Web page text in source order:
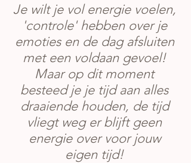
Je wilt je vol energie voelen,
'controle' hebben over je
emoties en de dag afsluiten
met een voldaan gevoel!
Maar op dit moment
besteed je je tijd aan alles
draaiende houden, de tijd
vliegt weg er blijft geen
energie over voor jouw
eigen tijd!